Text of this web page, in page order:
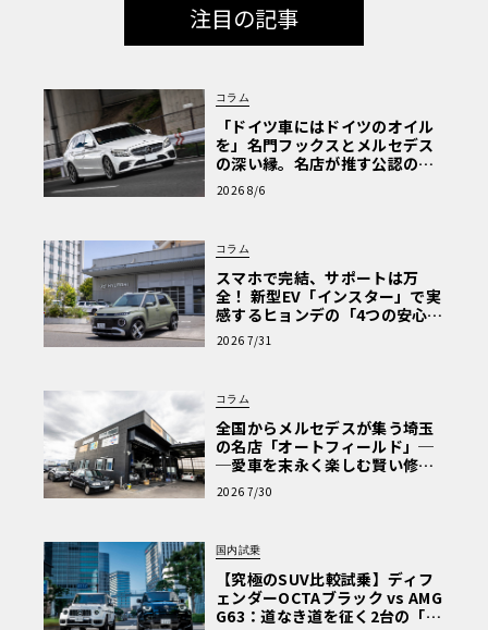
注目の記事
コラム
「ドイツ車にはドイツのオイル
を」名門フックスとメルセデス
の深い縁。名店が推す公認の安
心と、Cクラスで味わうシルキー
な走り〈PR〉
2026 8/6
コラム
スマホで完結、サポートは万
全！ 新型EV「インスター」で実
感するヒョンデの「4つの安心」
【第1回・ヒョンデ6つの疑問：
Why? Hyundai?】〈PR〉
2026 7/31
コラム
全国からメルセデスが集う埼玉
の名店「オートフィールド」─
─愛車を末永く楽しむ賢い修理
術と、プロがフックス製オイル
を選ぶ理由〈PR〉
2026 7/30
国内試乗
【究極のSUV比較試乗】ディフ
ェンダーOCTAブラック vs AMG
G63：道なき道を征く2台の「対